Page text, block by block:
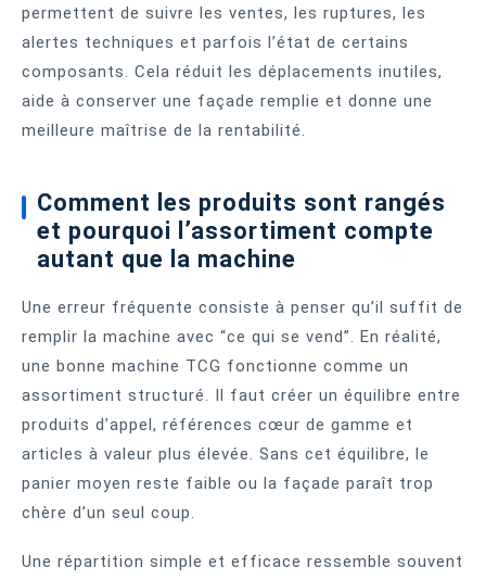
permettent de suivre les ventes, les ruptures, les
alertes techniques et parfois l’état de certains
composants. Cela réduit les déplacements inutiles,
aide à conserver une façade remplie et donne une
meilleure maîtrise de la rentabilité.
Comment les produits sont rangés
et pourquoi l’assortiment compte
autant que la machine
Une erreur fréquente consiste à penser qu’il suffit de
remplir la machine avec “ce qui se vend”. En réalité,
une bonne machine TCG fonctionne comme un
assortiment structuré. Il faut créer un équilibre entre
produits d’appel, références cœur de gamme et
articles à valeur plus élevée. Sans cet équilibre, le
panier moyen reste faible ou la façade paraît trop
chère d’un seul coup.
Une répartition simple et efficace ressemble souvent